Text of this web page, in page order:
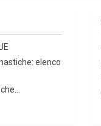
elenco